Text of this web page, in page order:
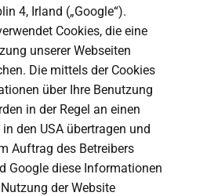
4, Irland („Google“).
Cookies, die eine
unserer Webseiten
Die mittels der Cookies
über Ihre Benutzung
in der Regel an einen
den USA übertragen und
Auftrag des Betreibers
Google diese Informationen
der Website